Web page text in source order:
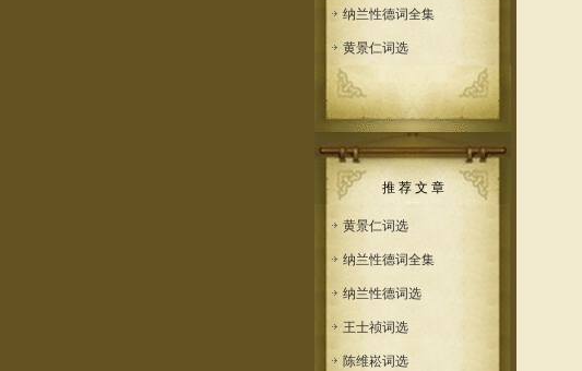
纳兰性德词全集
黄景仁词选
推 荐 文 章
黄景仁词选
纳兰性德词全集
纳兰性德词选
王士祯词选
陈维崧词选